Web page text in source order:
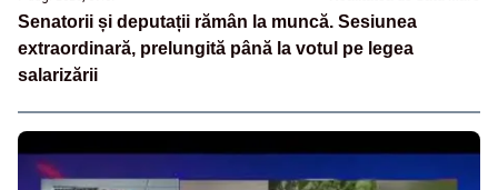
Senatorii și deputații rămân la muncă. Sesiunea
extraordinară, prelungită până la votul pe legea
salarizării